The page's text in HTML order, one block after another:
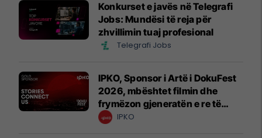
Konkurset e javës në Telegrafi
Jobs: Mundësi të reja për
zhvillimin tuaj profesional
Telegrafi Jobs
IPKO, Sponsor i Artë i DokuFest
2026, mbështet filmin dhe
frymëzon gjeneratën e re të
krijuesve
IPKO